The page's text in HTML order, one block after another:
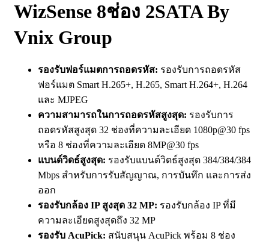
WizSense 8ช่อง 2SATA By
Vnix Group
รองรับฟอร์แมตการถอดรหัส: รองรับการถอดรหัส
ฟอร์แมต Smart H.265+, H.265, Smart H.264+, H.264
และ MJPEG
ความสามารถในการถอดรหัสสูงสุด: รองรับการ
ถอดรหัสสูงสุด 32 ช่องที่ความละเอียด 1080p@30 fps
หรือ 8 ช่องที่ความละเอียด 8MP@30 fps
แบนด์วิดธ์สูงสุด: รองรับแบนด์วิดธ์สูงสุด 384/384/384
Mbps สำหรับการรับสัญญาณ, การบันทึก และการส่ง
ออก
รองรับกล้อง IP สูงสุด 32 MP: รองรับกล้อง IP ที่มี
ความละเอียดสูงสุดถึง 32 MP
รองรับ AcuPick: สนับสนุน AcuPick พร้อม 8 ช่อง